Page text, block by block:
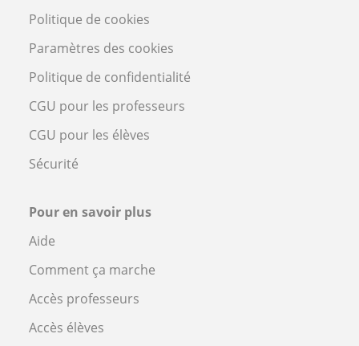
Politique de cookies
Paramètres des cookies
Politique de confidentialité
CGU pour les professeurs
CGU pour les élèves
Sécurité
Pour en savoir plus
Aide
Comment ça marche
Accès professeurs
Accès élèves